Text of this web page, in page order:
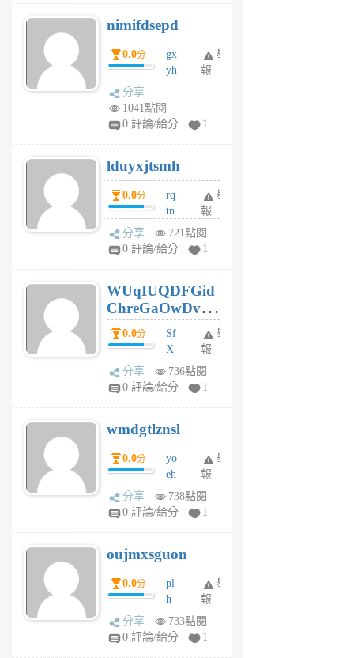
U
5
個
月
nimifdsepd
0.0分
gx
yh
jl
月
前
舉
報
分享
1041點閱
0 評論/給分
1
lduyxjtsmh
0.0分
rq
tn
jt
gl
個
月
前
舉
報
分享
721點閱
0 評論/給分
1
WUqIUQDFGid
ChreGaOwDv
dY0.0分
Sf
X
Pe
Jc
R
P
m
v
A
V
個
月
前
舉
報
分享
736點閱
0 評論/給分
1
wmdgtlznsl
0.0分
yo
eh
ld
gy
個
月
前
舉
報
分享
738點閱
0 評論/給分
1
oujmxsguon
0.0分
pl
h
wi
w
舉
報
分享
733點閱
0 評論/給分
1